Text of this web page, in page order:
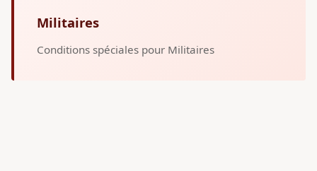
Militaires
Conditions spéciales pour Militaires